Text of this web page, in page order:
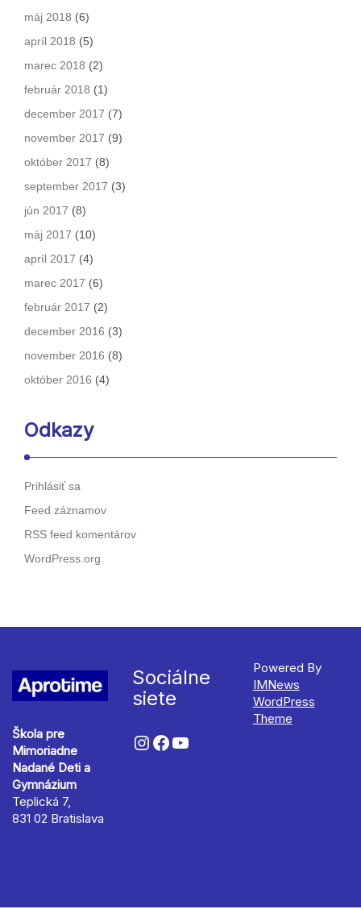
máj 2018 (6)
apríl 2018 (5)
marec 2018 (2)
február 2018 (1)
december 2017 (7)
november 2017 (9)
október 2017 (8)
september 2017 (3)
jún 2017 (8)
máj 2017 (10)
apríl 2017 (4)
marec 2017 (6)
február 2017 (2)
december 2016 (3)
november 2016 (8)
október 2016 (4)
Odkazy
Prihlásiť sa
Feed záznamov
RSS feed komentárov
WordPress.org
Škola pre
Mimoriadne
Nadané Deti a
Gymnázium
Teplická 7,
831 02 Bratislava
Sociálne
siete
Powered By
IMNews
WordPress
Theme